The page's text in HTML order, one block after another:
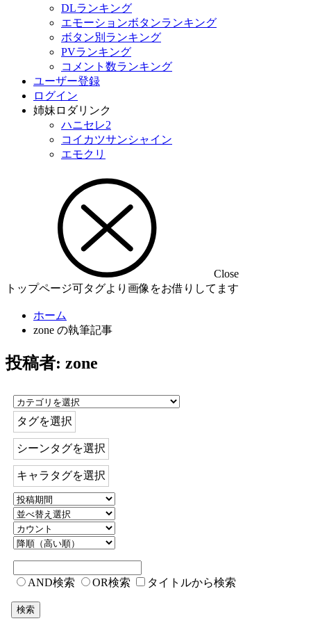
DLランキング
エモーションボタンランキング
ボタン別ランキング
PVランキング
コメント数ランキング
ユーザー登録
ログイン
姉妹ロダリンク
ハニセレ2
コイカツサンシャイン
エモクリ
Close
トップページ可タグより画像をお借りしてます
ホーム
zone の執筆記事
投稿者: zone
タグを選択
シーンタグを選択
キャラタグを選択
AND検索 OR検索 タイトルから検索
検索